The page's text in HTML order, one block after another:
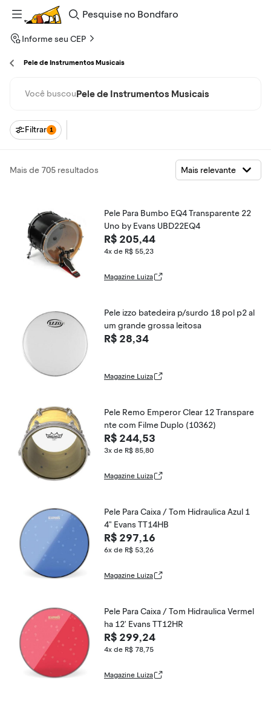
Pesquise
Bondfaro
Informe seu CEP
Pele de Instrumentos Musicais
Você buscouPele de Instrumentos Musicais
Filtrar 1
Mais de 705 resultados
Pele Para Bumbo EQ4 Transparente 22
Uno by Evans UBD22EQ4
R$ 205,44
4x de R$ 55,23
Magazine Luiza
Pele izzo batedeira p/surdo 18 pol p2 al
um grande grossa leitosa
R$ 28,34
Magazine Luiza
Pele Remo Emperor Clear 12 Transpare
nte com Filme Duplo (10362)
R$ 244,53
3x de R$ 85,80
Magazine Luiza
Pele Para Caixa / Tom Hidraulica Azul 1
4" Evans TT14HB
R$ 297,16
6x de R$ 53,26
Magazine Luiza
Pele Para Caixa / Tom Hidraulica Vermel
ha 12' Evans TT12HR
R$ 299,24
4x de R$ 78,75
Magazine Luiza